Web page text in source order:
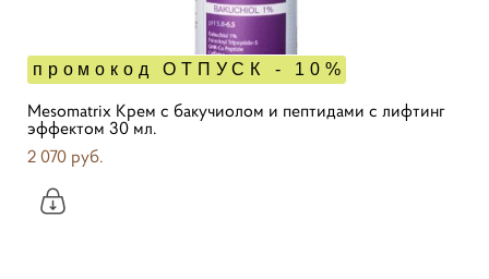
промокод ОТПУСК - 10%
Mesomatrix Крем с бакучиолом и пептидами с лифтинг
эффектом 30 мл.
2 070 pуб.